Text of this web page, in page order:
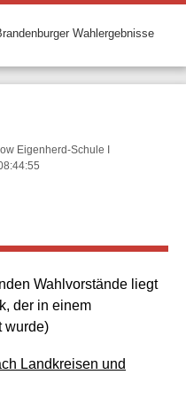
Wahlergebnisse
Eigenherd-Schule I
Wahlvorstände liegt
der in einem
wurde)
Landkreisen und